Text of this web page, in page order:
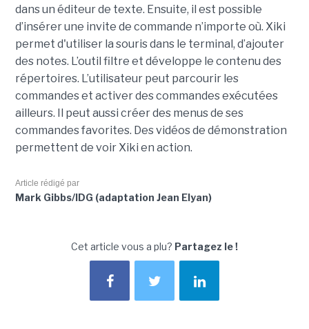
dans un éditeur de texte. Ensuite, il est possible
d’insérer une invite de commande n’importe où. Xiki
permet d'utiliser la souris dans le terminal, d’ajouter
des notes. L’outil filtre et développe le contenu des
répertoires. L’utilisateur peut parcourir les
commandes et activer des commandes exécutées
ailleurs. Il peut aussi créer des menus de ses
commandes favorites. Des vidéos de démonstration
permettent de voir Xiki en action.
Article rédigé par
Mark Gibbs/IDG (adaptation Jean Elyan)
Cet article vous a plu? Partagez le !